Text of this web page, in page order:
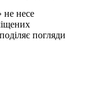
не несе
погляди